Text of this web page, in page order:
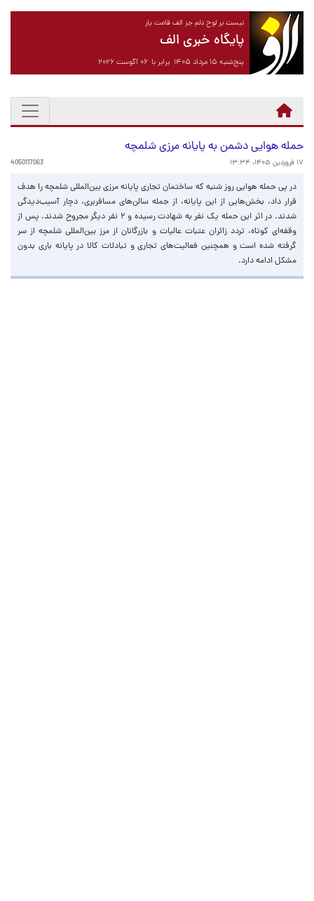
نیست بر لوح دلم جز الف قامت یار
پایگاه خبری الف
پنج‌شنبه ۱۵ مرداد ۱۴۰۵ برابر با ۰۶ آگوست ۲۰۲۶
حمله هوایی دشمن به پایانه مرزی شلمچه
۱۷ فروردین ۱۴۰۵، ۱۳:۳۴ 4050117063
در پی حمله هوایی روز شنبه که ساختمان تجاری پایانه مرزی بین‌المللی شلمچه را هدف
قرار داد، بخش‌هایی از این پایانه، از جمله سالن‌های مسافربری، دچار آسیب‌دیدگی
شدند. در اثر این حمله یک نفر به شهادت رسیده و ۲ نفر دیگر مجروح شدند. پس از
وقفه‌ای کوتاه، تردد زائران عتبات عالیات و بازرگانان از مرز بین‌المللی شلمچه از سر
گرفته شده است و همچنین فعالیت‌های تجاری و تبادلات کالا در پایانه باری بدون
مشکل ادامه دارد.